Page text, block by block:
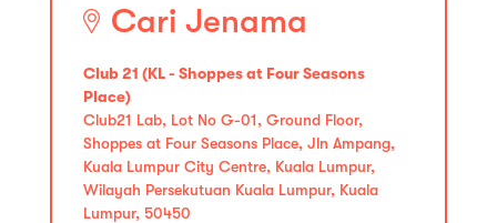
Cari Jenama
Club 21 (KL - Shoppes at Four Seasons
Place)
Club21 Lab, Lot No G-01, Ground Floor,
Shoppes at Four Seasons Place, Jln Ampang,
Kuala Lumpur City Centre, Kuala Lumpur,
Wilayah Persekutuan Kuala Lumpur, Kuala
Lumpur, 50450